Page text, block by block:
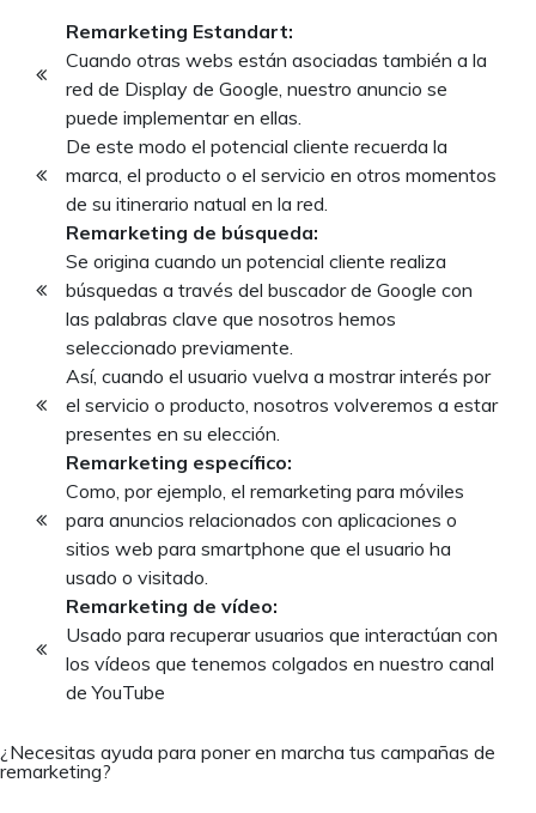
Remarketing Estandart:
Cuando otras webs están asociadas también a la
red de Display de Google, nuestro anuncio se
puede implementar en ellas.
De este modo el potencial cliente recuerda la
marca, el producto o el servicio en otros momentos
de su itinerario natual en la red.
Remarketing de búsqueda:
Se origina cuando un potencial cliente realiza
búsquedas a través del buscador de Google con
las palabras clave que nosotros hemos
seleccionado previamente.
Así, cuando el usuario vuelva a mostrar interés por
el servicio o producto, nosotros volveremos a estar
presentes en su elección.
Remarketing específico:
Como, por ejemplo, el remarketing para móviles
para anuncios relacionados con aplicaciones o
sitios web para smartphone que el usuario ha
usado o visitado.
Remarketing de vídeo:
Usado para recuperar usuarios que interactúan con
los vídeos que tenemos colgados en nuestro canal
de YouTube
¿Necesitas ayuda para poner en marcha tus campañas de
remarketing?